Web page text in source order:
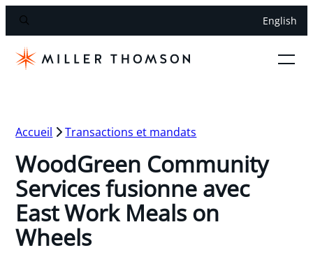
English
Accueil Transactions et mandats
WoodGreen Community
Services fusionne avec
East Work Meals on
Wheels